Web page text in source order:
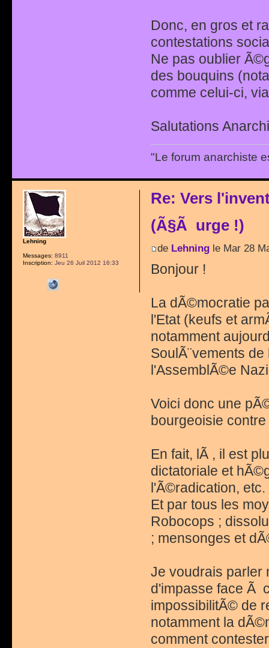
Donc, en gros et
contestations
Ne pas oublier
des bouquins
comme celui-ci,
Salutations
"Le forum anarchiste
Re: Vers
(Ã§Ã urge !)
de Lehningle Mar 28
Bonjour !
La dÃ©mocratie
l'Etat (keufs et
notamment
SoulÃ¨vements
l'AssemblÃ©e
Voici donc une
bourgeoisie
En fait, lÃ , il est
dictatoriale et
l'Ã©radication,
Et par tous les
Robocops ;
; mensonges et
Je voudrais parler
d'impasse face Ã
impossibilitÃ© de
notamment la
comment
Lehning
Messages: 8911
Inscription: Jeu 26 Juil 2012 16:33